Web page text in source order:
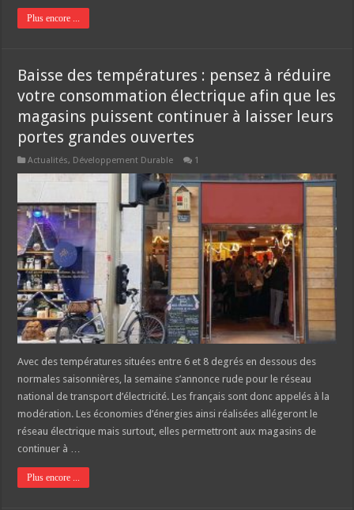
Plus encore ...
Baisse des températures : pensez à réduire
votre consommation électrique afin que les
magasins puissent continuer à laisser leurs
portes grandes ouvertes
Actualités, Développement Durable 1
Avec des températures situées entre 6 et 8 degrés en dessous des
normales saisonnières, la semaine s’annonce rude pour le réseau
national de transport d’électricité. Les français sont donc appelés à la
modération. Les économies d’énergies ainsi réalisées allégeront le
réseau électrique mais surtout, elles permettront aux magasins de
continuer à …
Plus encore ...